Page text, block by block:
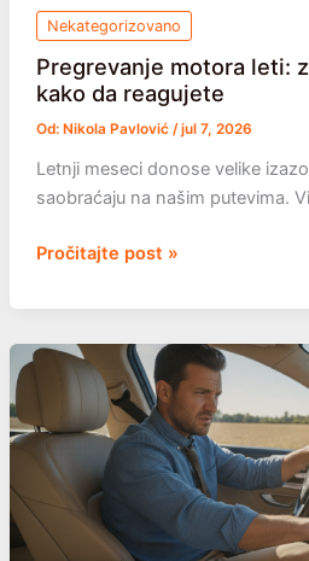
Nekategorizovano
Pregrevanje motora leti:
kako da reagujete
Od: Nikola Pavlović /jul 7, 2026
Letnji meseci donose velike
saobraćaju na našim putevima.
Pregrevanje
leti:
zašto
i
kako
reagujete
Pročitajte post »